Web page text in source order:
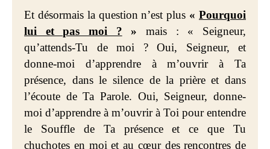
Et désormais la question n’est plus «Pourquoi
lui et pas moi ? »mais : « Seigneur,
qu’attends-Tu de moi ? Oui, Seigneur, et
donne-moi d’apprendre à m’ouvrir à Ta
présence, dans le silence de la prière et dans
l’écoute de Ta Parole. Oui, Seigneur, donne-
moi d’apprendre à m’ouvrir à Toi pour entendre
le Souffle de Ta présence et ce que Tu
chuchotes en moi et au cœur des rencontres de